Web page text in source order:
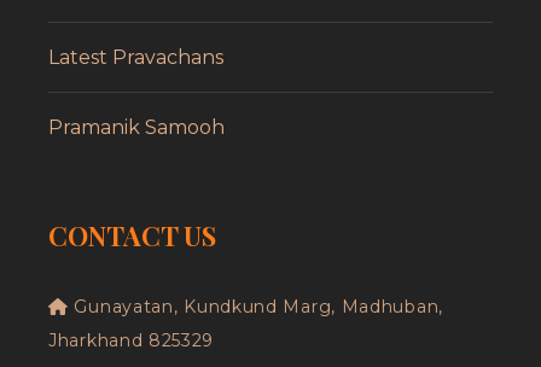
Latest Pravachans
Pramanik Samooh
CONTACT US
Gunayatan, Kundkund Marg, Madhuban,
Jharkhand 825329